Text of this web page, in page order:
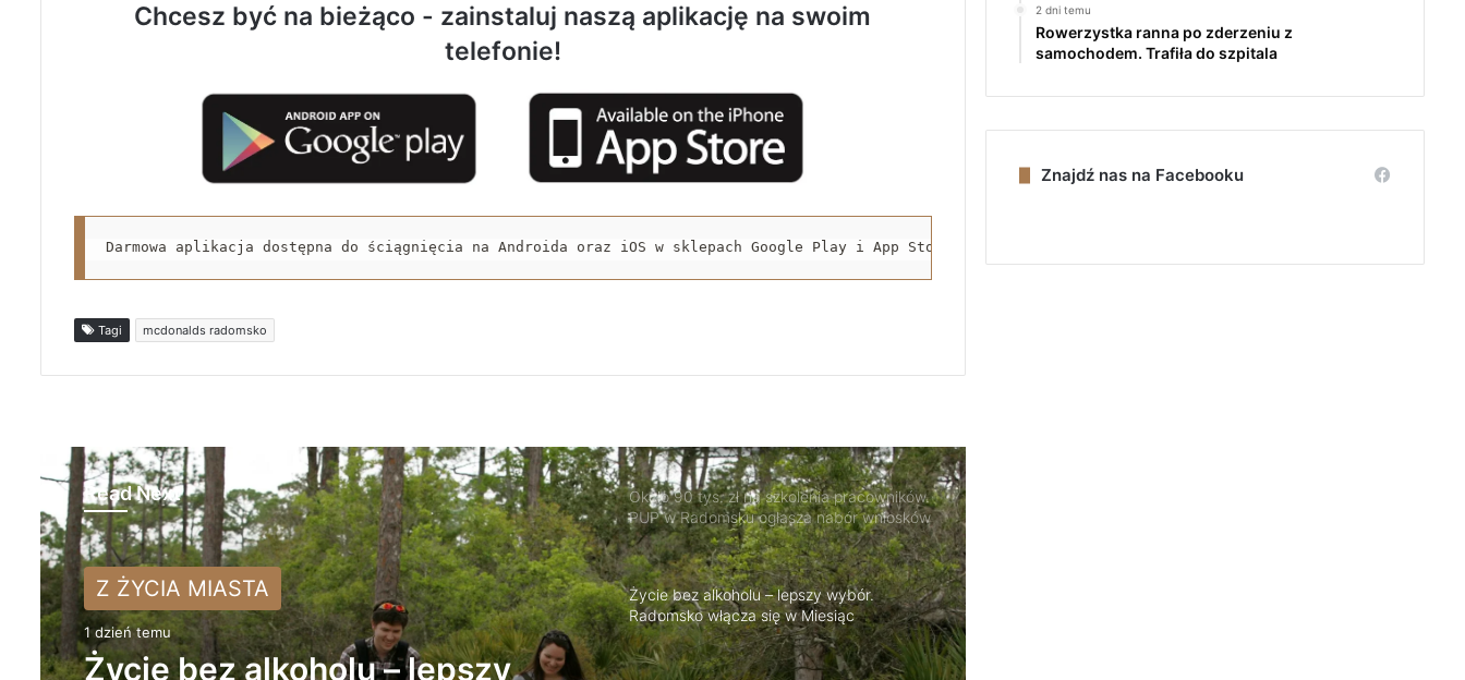
Chcesz być na bieżąco - zainstaluj naszą aplikację na swoim
telefonie!
Darmowa aplikacja dostępna do ściągnięcia na Androida oraz iOS w sklepach Google Play i App Store.
Tagi mcdonalds radomsko
Read Next
Z ŻYCIA MIASTA
1 dzień temu
Z ŻYCIA MIASTA
2 dni temu
1 sierpnia o godzinie „W” zawyją syreny w
Radomsku
Zakończył się drugi etap rozbudowy strefy
inwestycyjnej w Radomsku
Życie bez alkoholu – lepszy wybór.
Radomsko włącza się w Miesiąc
Trzeźwości
Trwa remont przejazdów kolejowych.
Zmieniły się trasy autobusów MPK w
Radomsku
2 dni temu
Rowerzystka ranna po zderzeniu z
samochodem. Trafiła do szpitala
Znajdź nas na Facebooku